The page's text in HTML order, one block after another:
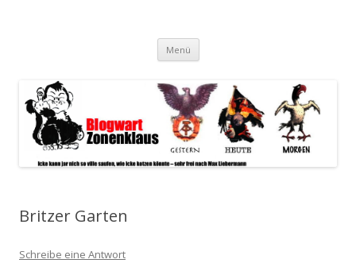
spiegeln im wesentlichen den Gesundheitszustand dieser unserer
Menü Zum
springen
Britzer Garten
Schreibe eine Antwort